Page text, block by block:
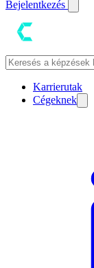
Bejelentkezés
Karrierutak
Cégeknek